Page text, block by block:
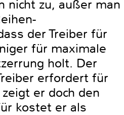
nicht zu, außer man
der Treiber für
für maximale
holt. Der
erfordert für
er doch den
kostet er als